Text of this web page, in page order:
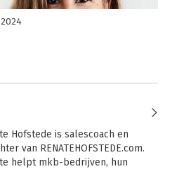
Hofstede is salescoach en
van RENATEHOFSTEDE.com.
helpt mkb-bedrijven, hun